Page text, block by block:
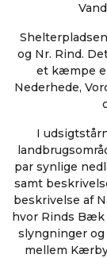
og Nr. Rind.
et kæmpe
Nederhede,
I
par synlige
samt
beskrivelse af
hvor Rinds Bæk
slyngninger og
mellem